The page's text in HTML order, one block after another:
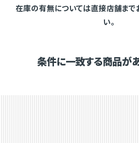
在庫の有無については直接店舗まで
い。
条件に一致する商品があ